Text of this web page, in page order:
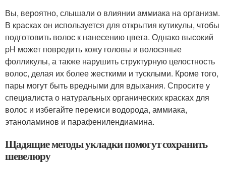
Вы, вероятно, слышали о влиянии аммиака на организм.
В красках он используется для открытия кутикулы, чтобы
подготовить волос к нанесению цвета. Однако высокий
pH может повредить кожу головы и волосяные
фолликулы, а также нарушить структурную целостность
волос, делая их более жесткими и тусклыми. Кроме того,
пары могут быть вредными для вдыхания. Спросите у
специалиста о натуральных органических красках для
волос и избегайте перекиси водорода, аммиака,
этаноламинов и парафенилендиамина.
Щадящие методы укладки помогут сохранить
шевелюру